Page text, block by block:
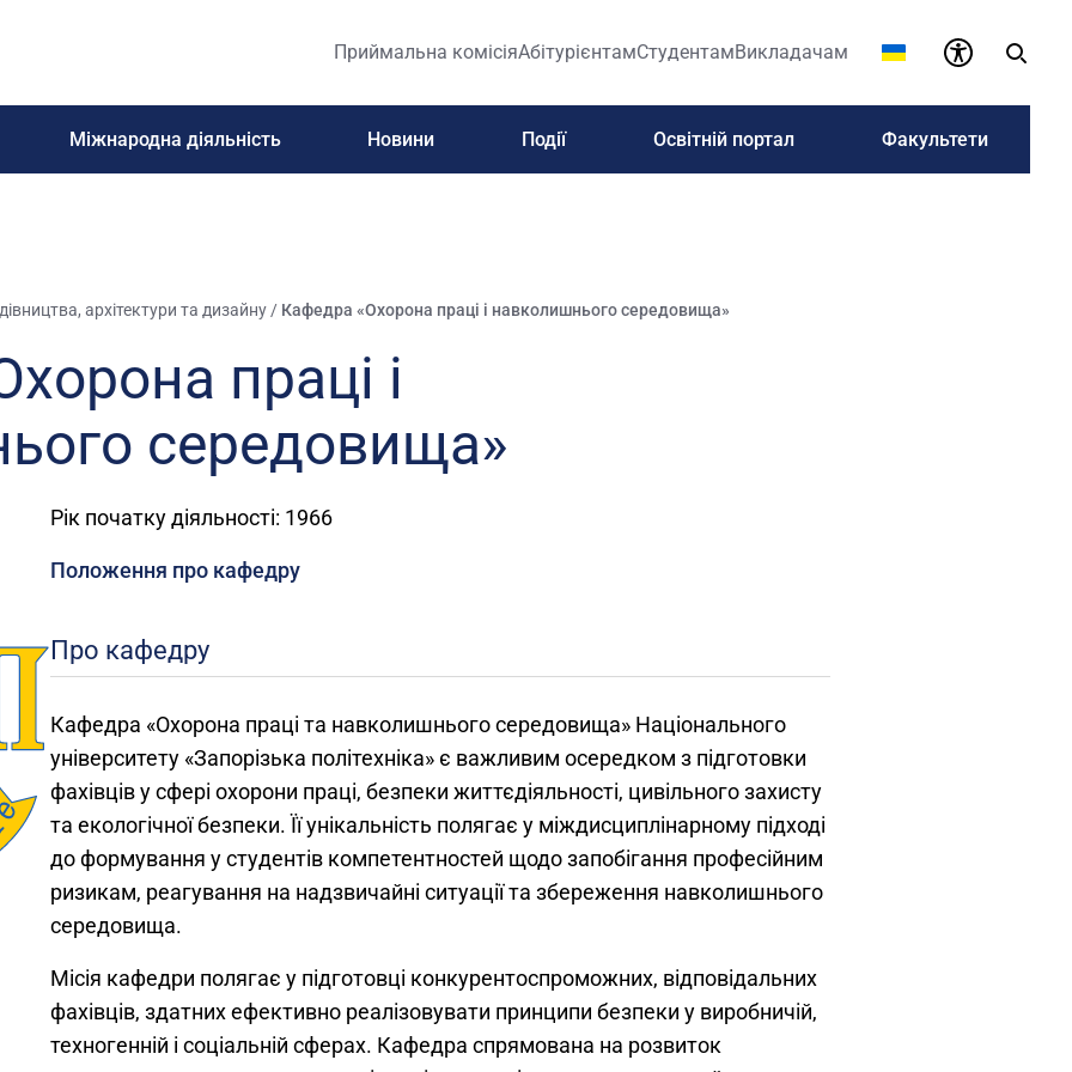
Приймальна комісіяАбітурієнтамСтудентамВикладачам
Міжнародна діяльність Новини Події Освітній портал Факультети
архітектури та дизайну/ Кафедра «Охорона праці і навколишнього середовища»
праці і
середовища»
Рік початку діяльності: 1966
Положення про кафедру
Про кафедру
Кафедра «Охорона праці та навколишнього середовища» Національного
університету «Запорізька політехніка» є важливим осередком з підготовки
фахівців у сфері охорони праці, безпеки життєдіяльності, цивільного захисту
та екологічної безпеки. Її унікальність полягає у міждисциплінарному підході
до формування у студентів компетентностей щодо запобігання професійним
ризикам, реагування на надзвичайні ситуації та збереження навколишнього
середовища.
Місія кафедри полягає у підготовці конкурентоспроможних, відповідальних
фахівців, здатних ефективно реалізовувати принципи безпеки у виробничій,
техногенній і соціальній сферах. Кафедра спрямована на розвиток